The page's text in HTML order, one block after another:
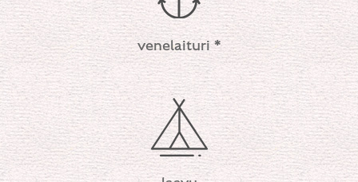
venelaituri *